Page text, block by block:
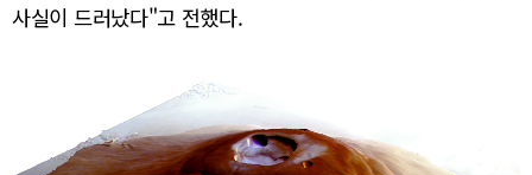
사실이 드러났다"고 전했다.